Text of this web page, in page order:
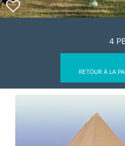
4
RETOUR À LA